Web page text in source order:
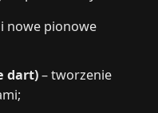
nowe pionowe
dart)– tworzenie